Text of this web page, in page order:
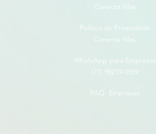
Conecta Vilas
Politica de Privacidade
Conecta Vilas
WhatsApp para Empresas
(71) 98219-0559
FAQ Empresas